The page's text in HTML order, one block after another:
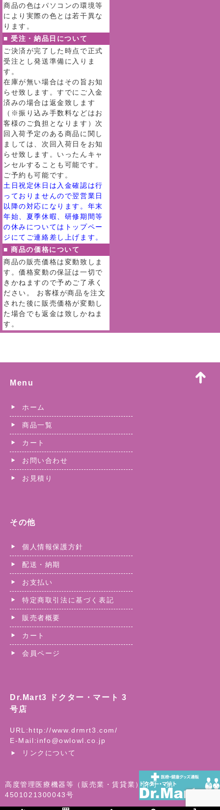
商品の色はパソコンの環境等
により実際の色とは若干異な
ります。
■ 受注・納品日について
ご決済が完了した時点で正式
受注とし発送準備に入りま
す。
在庫が無い場合はその旨お知
らせ致します。すでにご入金
済みの場合は返金致します
（※振り込み手数料などはお
客様のご負担となります）次
回入荷予定のある商品に関し
ましては、次回入荷日をお知
らせ致します。いったんキャ
ンセルすることも可能です。
ご予約も可能です。
土日祝定休日は入金確認は行
っておりませんので翌営業日
以降の対応になります。年末
年始、夏季休暇、研修期間等
の休みについてはトップペー
ジにてご連絡差し上げます。
■ 商品の価格について
商品の販売価格は変動致しま
す。価格変動の保証は一切で
きかねますので予めご了承く
ださい。 お客様が商品を注文
された後に販売価格が変動し
た場合でも返金は致しかねま
す。
Menu
ホーム
商品一覧
カート
お問い合わせ
お見積り
その他
個人情報保護方針
配送・納期
お支払い
特定商取引法に基づく表記
販売者概要
カート
会員ページ
Dr.Mart3 ドクター・マート 3
号店
URL:http://www.drmrt3.com/
E-Mail:info@owlowl.co.jp
リンクについて
高度管理医療機器等（販売業・賃貸業）許可 第
4501021300043号